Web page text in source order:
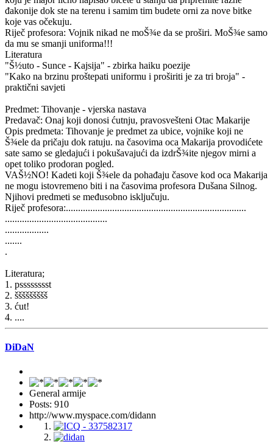
đakonije dok ste na terenu i samim tim budete orni za nove bitke
koje vas očekuju.
Riječ profesora: Vojnik nikad ne moŠ¾e da se proširi. MoŠ¾e samo
da mu se smanji uniforma!!!
Literatura
"Š½uto - Sunce - Kajsija" - zbirka haiku poezije
"Kako na brzinu proštepati uniformu i proširiti je za tri broja" -
praktični savjeti
Predmet: Tihovanje - vjerska nastava
Predavač: Onaj koji donosi ćutnju, pravosvešteni Otac Makarije
Opis predmeta: Tihovanje je predmet za ubice, vojnike koji ne
Š¾ele da pričaju dok ratuju. na časovima oca Makarija provodićete
sate samo se gledajući i pokušavajući da izdrŠ¾ite njegov mirni a
opet toliko prodoran pogled.
VAŠ½NO! Kadeti koji Š¾ele da pohađaju časove kod oca Makarija
ne mogu istovremeno biti i na časovima profesora Dušana Silnog.
Njihovi predmeti se međusobno isključuju.
Riječ profesora:..........................................................................
..........................................
..................
.......
.
Literatura;
1. psssssssst
2. ššššššššš
3. ćut!
4. ....
DiDaN
General armije
Posts: 910
http://www.myspace.com/didann